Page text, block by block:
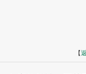
【